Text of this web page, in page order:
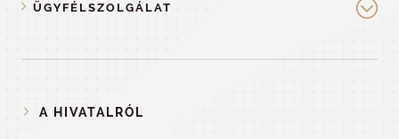
ÜGYFÉLSZOLGÁLAT
A HIVATALRÓL